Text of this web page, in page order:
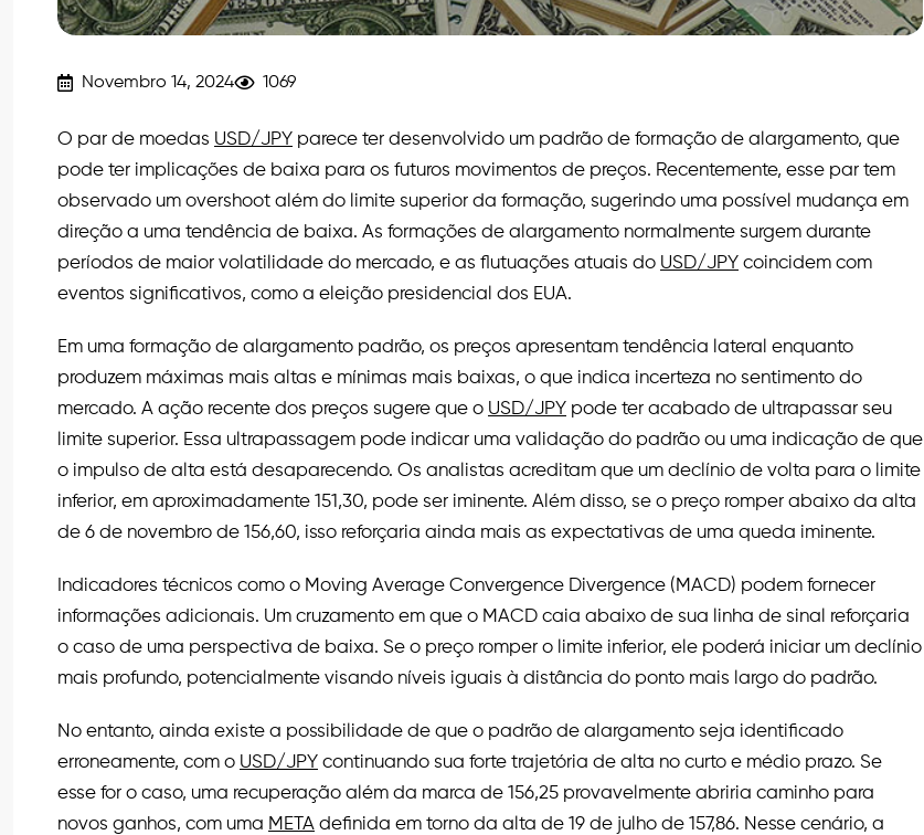
Novembro 14, 2024 1069
O par de moedas USD/JPY parece ter desenvolvido um padrão de formação de alargamento, que
pode ter implicações de baixa para os futuros movimentos de preços. Recentemente, esse par tem
observado um overshoot além do limite superior da formação, sugerindo uma possível mudança em
direção a uma tendência de baixa. As formações de alargamento normalmente surgem durante
períodos de maior volatilidade do mercado, e as flutuações atuais do USD/JPY coincidem com
eventos significativos, como a eleição presidencial dos EUA.
Em uma formação de alargamento padrão, os preços apresentam tendência lateral enquanto
produzem máximas mais altas e mínimas mais baixas, o que indica incerteza no sentimento do
mercado. A ação recente dos preços sugere que o USD/JPY pode ter acabado de ultrapassar seu
limite superior. Essa ultrapassagem pode indicar uma validação do padrão ou uma indicação de que
o impulso de alta está desaparecendo. Os analistas acreditam que um declínio de volta para o limite
inferior, em aproximadamente 151,30, pode ser iminente. Além disso, se o preço romper abaixo da alta
de 6 de novembro de 156,60, isso reforçaria ainda mais as expectativas de uma queda iminente.
Indicadores técnicos como o Moving Average Convergence Divergence (MACD) podem fornecer
informações adicionais. Um cruzamento em que o MACD caia abaixo de sua linha de sinal reforçaria
o caso de uma perspectiva de baixa. Se o preço romper o limite inferior, ele poderá iniciar um declínio
mais profundo, potencialmente visando níveis iguais à distância do ponto mais largo do padrão.
No entanto, ainda existe a possibilidade de que o padrão de alargamento seja identificado
erroneamente, com o USD/JPY continuando sua forte trajetória de alta no curto e médio prazo. Se
esse for o caso, uma recuperação além da marca de 156,25 provavelmente abriria caminho para
novos ganhos, com uma META definida em torno da alta de 19 de julho de 157,86. Nesse cenário, a